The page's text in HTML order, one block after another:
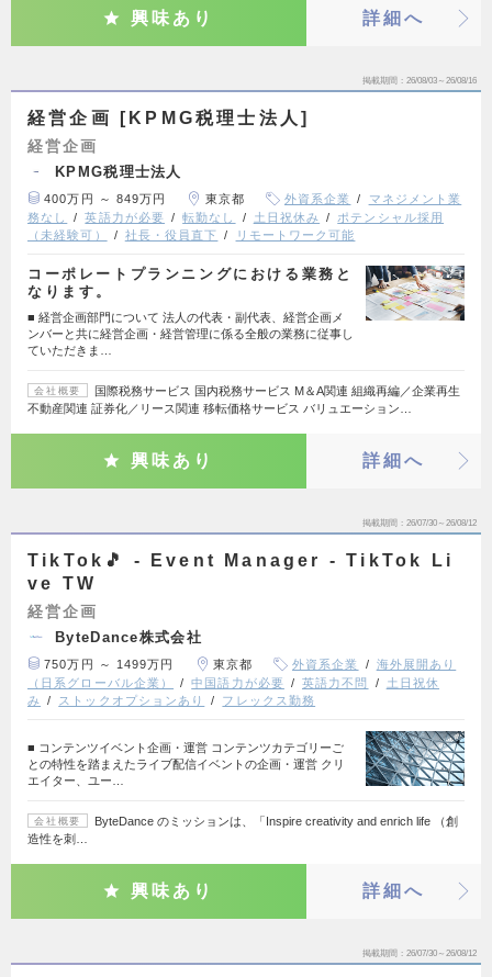
興味あり 詳細へ
掲載期間 26/08/03～26/08/16
経営企画 [KPMG税理士法人]
経営企画
KPMG税理士法人
400万円 ～ 849万円 東京都 外資系企業
マネジメント業
務なし
英語力が必要 転勤なし 土日祝休み
ポテンシャル採用
（未経験可）
社長・役員直下 リモートワーク可能
コーポレートプランニングにおける業務と
なります。
■ 経営企画部門について 法人の代表・副代表、経営企画メ
ンバーと共に経営企画・経営管理に係る全般の業務に従事し
ていただきま…
会社概要
国際税務サービス 国内税務サービス M＆A関連 組織再編／企業再生
不動産関連 証券化／リース関連 移転価格サービス バリュエーション…
興味あり 詳細へ
掲載期間 26/07/30～26/08/12
TikTok🎵 - Event Manager - TikTok Li
ve TW
経営企画
ByteDance株式会社
750万円 ～ 1499万円 東京都 外資系企業
海外展開あり
（日系グローバル企業）
中国語力が必要 英語力不問
土日祝休
み
ストックオプションあり フレックス勤務
■ コンテンツイベント企画・運営 コンテンツカテゴリーご
との特性を踏まえたライブ配信イベントの企画・運営 クリ
エイター、ユー…
会社概要
ByteDance のミッションは、「Inspire creativity and enrich life （創
造性を刺…
興味あり 詳細へ
掲載期間 26/07/30～26/08/12